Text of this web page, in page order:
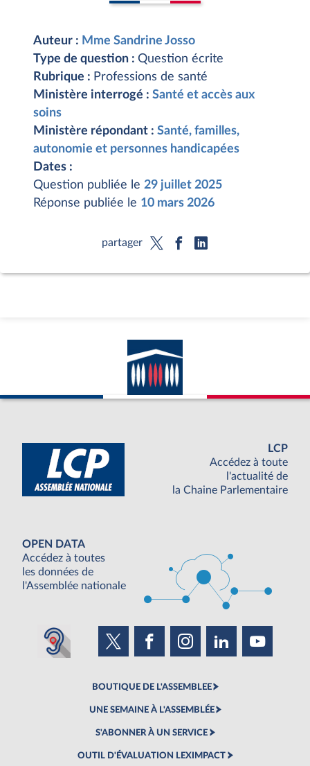
Auteur : Mme Sandrine Josso
Type de question : Question écrite
Rubrique : Professions de santé
Ministère interrogé : Santé et accès aux
soins
Ministère répondant : Santé, familles,
autonomie et personnes handicapées
Dates :
Question publiée le 29 juillet 2025
Réponse publiée le 10 mars 2026
partager
LCP
Accédez à toute
l'actualité de
la Chaine Parlementaire
OPEN DATA
Accédez à toutes
les données de
l'Assemblée nationale
BOUTIQUE DE L'ASSEMBLEE
UNE SEMAINE À L'ASSEMBLÉE
S'ABONNER À UN SERVICE
OUTIL D'ÉVALUATION LEXIMPACT